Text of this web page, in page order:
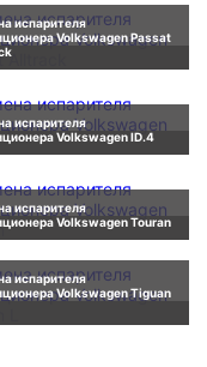
испарителя
Volkswagen Passat
испарителя
Volkswagen ID.4
испарителя
Volkswagen Touran
испарителя
Volkswagen Tiguan